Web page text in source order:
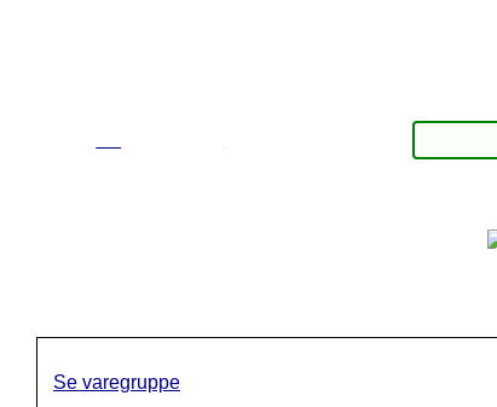
Se varegruppe